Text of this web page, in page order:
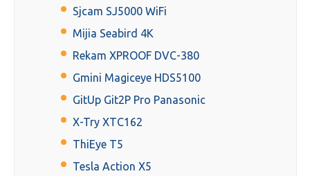
Sjcam SJ5000 WiFi
Mijia Seabird 4K
Rekam XPROOF DVC-380
Gmini Magiceye HDS5100
GitUp Git2P Pro Panasonic
X-Try XTC162
ThiEye T5
Tesla Action X5